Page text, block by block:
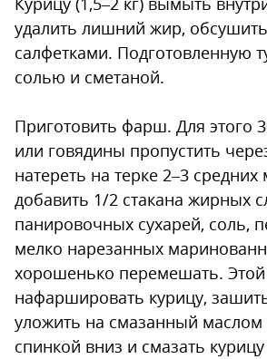
удалить лишний жир,
салфетками. Подготовленную
солью и сметаной.
Приготовить фарш. Для этого
или говядины пропустить
натереть на терке 2–3 средних
добавить 1/2 стакана жирных
панировочных сухарей, соль,
мелко нарезанных
хорошенько перемешать.
нафаршировать курицу,
уложить на смазанный маслом
спинкой вниз и смазать